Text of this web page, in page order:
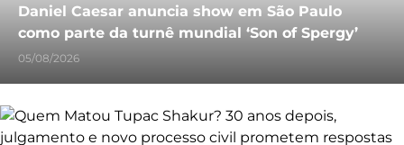
Daniel Caesar anuncia show em São Paulo
como parte da turnê mundial ‘Son of Spergy’
05/08/2026